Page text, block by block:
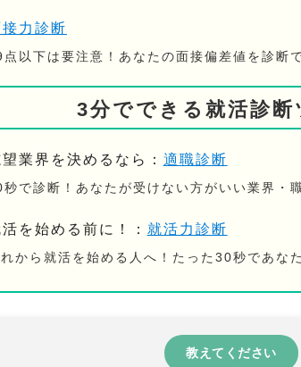
力診断
以下は要注意！あなたの面接偏差値を診断
3分でできる就活診断
業界を決めるなら： 適職診断
秒で診断！あなたが受けない方がいい業界・
活を始める前に！： 就活力診断
れから就活を始める人へ！たった30秒であな